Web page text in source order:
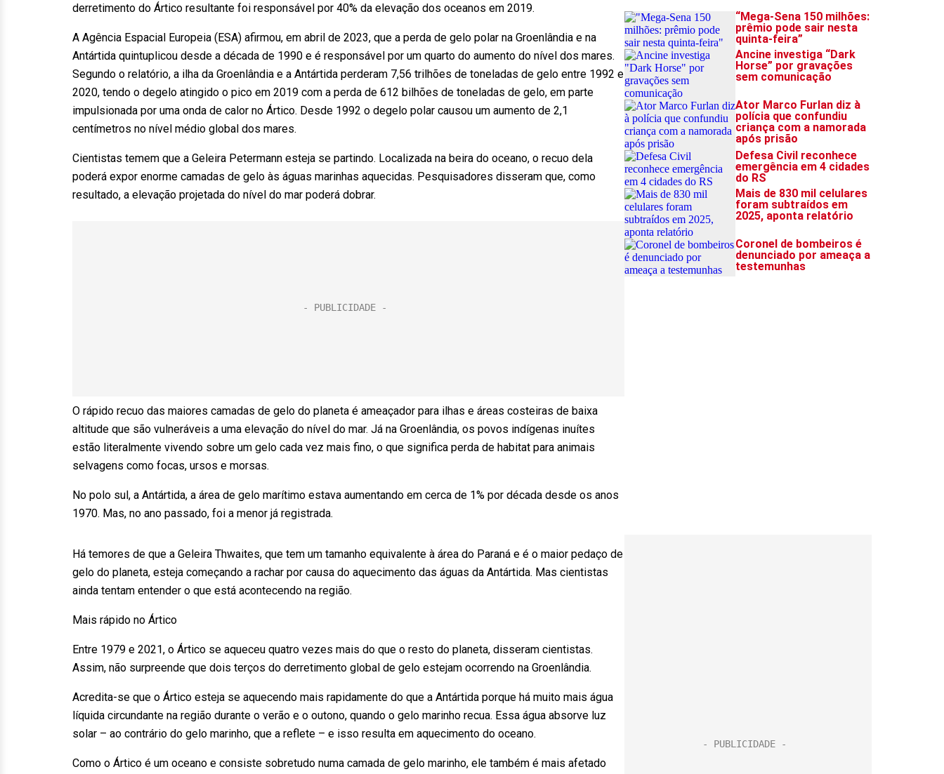
derretimento do Ártico resultante foi responsável por 40% da elevação dos oceanos em 2019.
A Agência Espacial Europeia (ESA) afirmou, em abril de 2023, que a perda de gelo polar na Groenlândia e na
Antártida quintuplicou desde a década de 1990 e é responsável por um quarto do aumento do nível dos mares.
Segundo o relatório, a ilha da Groenlândia e a Antártida perderam 7,56 trilhões de toneladas de gelo entre 1992 e
2020, tendo o degelo atingido o pico em 2019 com a perda de 612 bilhões de toneladas de gelo, em parte
impulsionada por uma onda de calor no Ártico. Desde 1992 o degelo polar causou um aumento de 2,1
centímetros no nível médio global dos mares.
Cientistas temem que a Geleira Petermann esteja se partindo. Localizada na beira do oceano, o recuo dela
poderá expor enorme camadas de gelo às águas marinhas aquecidas. Pesquisadores disseram que, como
resultado, a elevação projetada do nível do mar poderá dobrar.
O rápido recuo das maiores camadas de gelo do planeta é ameaçador para ilhas e áreas costeiras de baixa
altitude que são vulneráveis a uma elevação do nível do mar. Já na Groenlândia, os povos indígenas inuítes
estão literalmente vivendo sobre um gelo cada vez mais fino, o que significa perda de habitat para animais
selvagens como focas, ursos e morsas.
No polo sul, a Antártida, a área de gelo marítimo estava aumentando em cerca de 1% por década desde os anos
1970. Mas, no ano passado, foi a menor já registrada.
Há temores de que a Geleira Thwaites, que tem um tamanho equivalente à área do Paraná e é o maior pedaço de
gelo do planeta, esteja começando a rachar por causa do aquecimento das águas da Antártida. Mas cientistas
ainda tentam entender o que está acontecendo na região.
Mais rápido no Ártico
Entre 1979 e 2021, o Ártico se aqueceu quatro vezes mais do que o resto do planeta, disseram cientistas.
Assim, não surpreende que dois terços do derretimento global de gelo estejam ocorrendo na Groenlândia.
Acredita-se que o Ártico esteja se aquecendo mais rapidamente do que a Antártida porque há muito mais água
líquida circundante na região durante o verão e o outono, quando o gelo marinho recua. Essa água absorve luz
solar – ao contrário do gelo marinho, que a reflete – e isso resulta em aquecimento do oceano.
Como o Ártico é um oceano e consiste sobretudo numa camada de gelo marinho, ele também é mais afetado